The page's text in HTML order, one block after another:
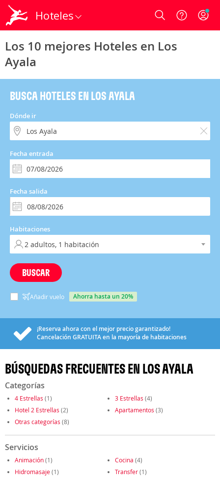
Hoteles Login
Los 10 mejores Hoteles en Los
Ayala
BUSCA HOTELES EN LOS AYALA
Dónde ir
Fecha entrada
Fecha salida
Habitaciones
BUSCAR
Añadir vuelo ahorra hasta un 20%
¡Reserva ahora con el mejor precio garantizado!
Cancelación GRATUITAen la mayoría de habitaciones
BÚSQUEDAS FRECUENTES EN LOS AYALA
Categorías
4 Estrellas (1) 3 Estrellas (4)
Hotel 2 Estrellas (2) Apartamentos (3)
Otras categorías (8)
Servicios
Animación(1) Cocina (4)
Hidromasaje(1) Transfer(1)